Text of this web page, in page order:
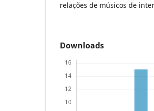
relações de músicos de
Downloads